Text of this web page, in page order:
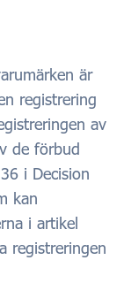
är
registrering
av
de förbud
i Decision
kan
i artikel
registreringen